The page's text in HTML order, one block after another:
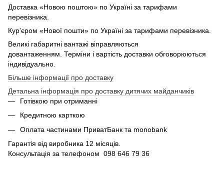
Доставка «Новою поштою» по Україні за тарифами
перевізника.
Кур'єром «Нової пошти» по Україні за тарифами перевізника.
Великі габаритні вантажі віправляються
довантаженням. Терміни і вартість доставки обговорюються
індивідуально.
Більше інформації про доставку
Детальна інформація про доставку дитячих майданчиків
Готівкою при отриманні
Кредитною карткою
Оплата частинами ПриватБанк та monobank
Гарантія від виробника 12 місяців.
Консультація за телефоном 098 646 79 36